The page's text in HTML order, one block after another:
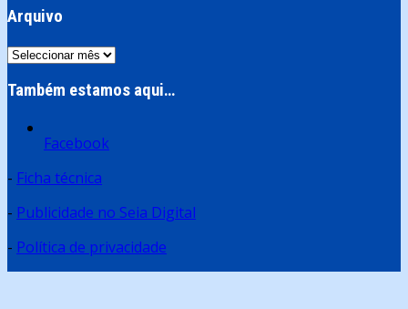
Arquivo
Arquivo
Também estamos aqui…
Facebook
- Ficha técnica
- Publicidade no Seia Digital
- Política de privacidade